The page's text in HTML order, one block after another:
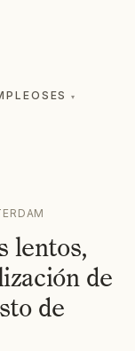
ES ▾
lentos,
de
de